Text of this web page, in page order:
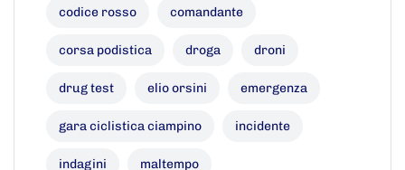
codice rosso comandante
corsa podistica droga droni
drug test elio orsini emergenza
gara ciclistica ciampino incidente
indagini maltempo